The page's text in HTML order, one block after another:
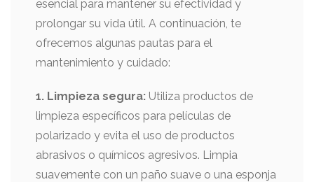
esencial para mantener su efectividad y
prolongar su vida útil. A continuación, te
ofrecemos algunas pautas para el
mantenimiento y cuidado:
1. Limpieza segura: Utiliza productos de
limpieza específicos para películas de
polarizado y evita el uso de productos
abrasivos o químicos agresivos. Limpia
suavemente con un paño suave o una esponja